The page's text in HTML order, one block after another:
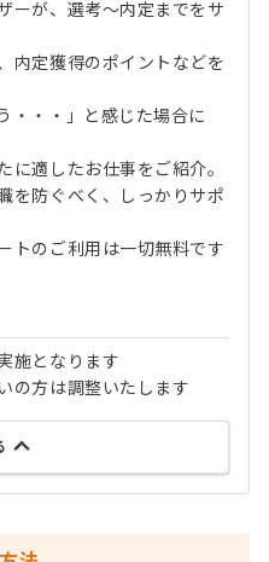
ーが、選考～内定までをサ
内定獲得のポイントなどを
・・・」と感じた場合に
に適したお仕事をご紹介。
を防ぐべく、しっかりサポ
トのご利用は一切無料です
施となります
の方は調整いたします